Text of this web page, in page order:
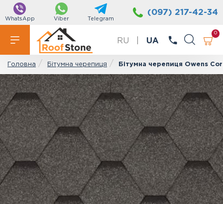
WhatsApp Viber Telegram
(097) 217-42-34
RU UA
0
Головна Бітумна черепиця Бітумна черепиця Owens